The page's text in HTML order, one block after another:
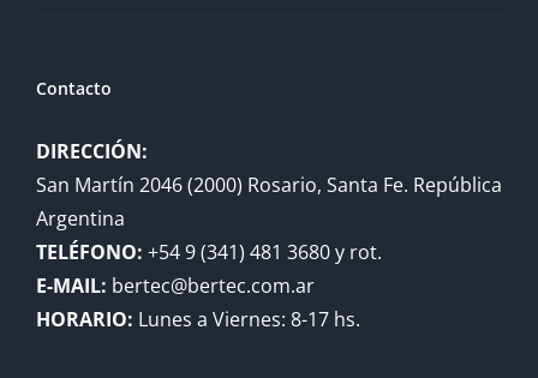
Contacto
DIRECCIÓN:
San Martín 2046 (2000) Rosario, Santa Fe. República
Argentina
TELÉFONO: +54 9 (341) 481 3680 y rot.
E-MAIL: bertec@bertec.com.ar
HORARIO: Lunes a Viernes: 8-17 hs.